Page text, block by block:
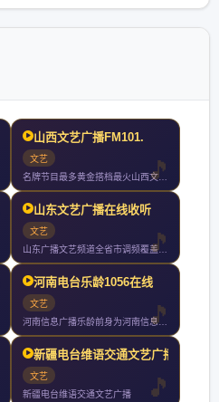
山西文艺广播FM101.
文艺
名牌节目最多黄金搭档最火山西文艺广播成立于年月日开播年山西文
山东文艺广播在线收听
文艺
山东广播文艺频道全省市调频覆盖济南地区调频是省内唯一综合文艺
河南电台乐龄1056在线
文艺
河南信息广播乐龄前身为河南信息广播电台开播于年月日凭借调频中
新疆电台维语交通文艺广播
文艺
新疆电台维语交通文艺广播